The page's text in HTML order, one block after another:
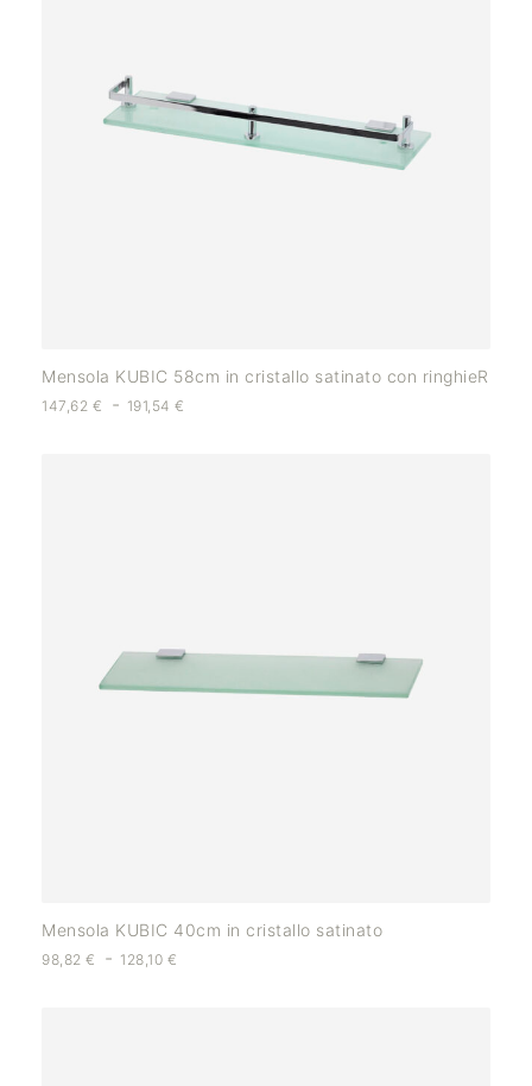
Mensola KUBIC 58cm in cristallo satinato con ringhieR
147,62 € - 191,54€
Mensola KUBIC 40cm in cristallo satinato
98,82 € - 128,10 €